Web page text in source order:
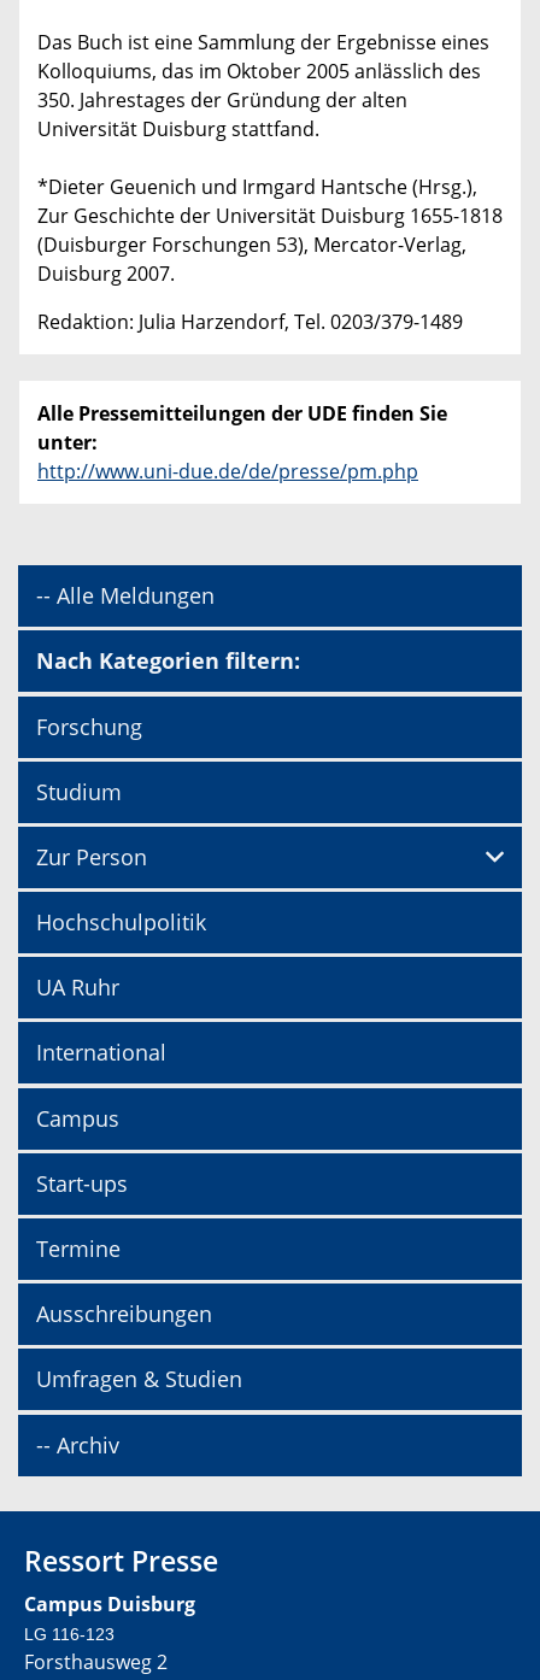
Das Buch ist eine Sammlung der Ergebnisse eines
Kolloquiums, das im Oktober 2005 anlässlich des
350. Jahrestages der Gründung der alten
Universität Duisburg stattfand.
*Dieter Geuenich und Irmgard Hantsche (Hrsg.),
Zur Geschichte der Universität Duisburg 1655-1818
(Duisburger Forschungen 53), Mercator-Verlag,
Duisburg 2007.
Redaktion: Julia Harzendorf, Tel. 0203/379-1489
Alle Pressemitteilungen der UDE finden Sie
unter:
http://www.uni-due.de/de/presse/pm.php
-- Alle Meldungen
Nach Kategorien filtern:
Forschung
Studium
Zur Person
Hochschulpolitik
UA Ruhr
International
Campus
Start-ups
Termine
Ausschreibungen
Umfragen & Studien
-- Archiv
Ressort Presse
Campus Duisburg
LG 116-123
Forsthausweg 2